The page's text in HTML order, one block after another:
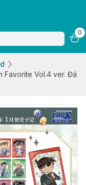
0
Favorite Vol.4 ver. Đá